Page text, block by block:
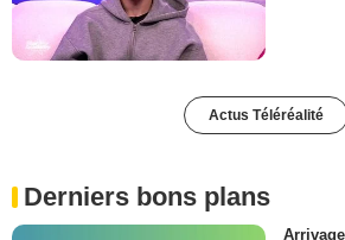
Actus Téléréalité
Derniers bons plans